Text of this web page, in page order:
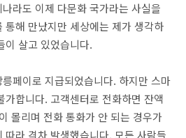
라도 이제 다문화 국가라는 사실을
통해 만났지만 세상에는 제가 생각하
이 살고 있었습니다.
페이로 지급되었습니다. 하지만 스마
가합니다. 고객센터로 전화하면 잔액
몰리며 전화 통화가 안 되는 경우가
따라 격차 발생했습니다. 모든 사람들